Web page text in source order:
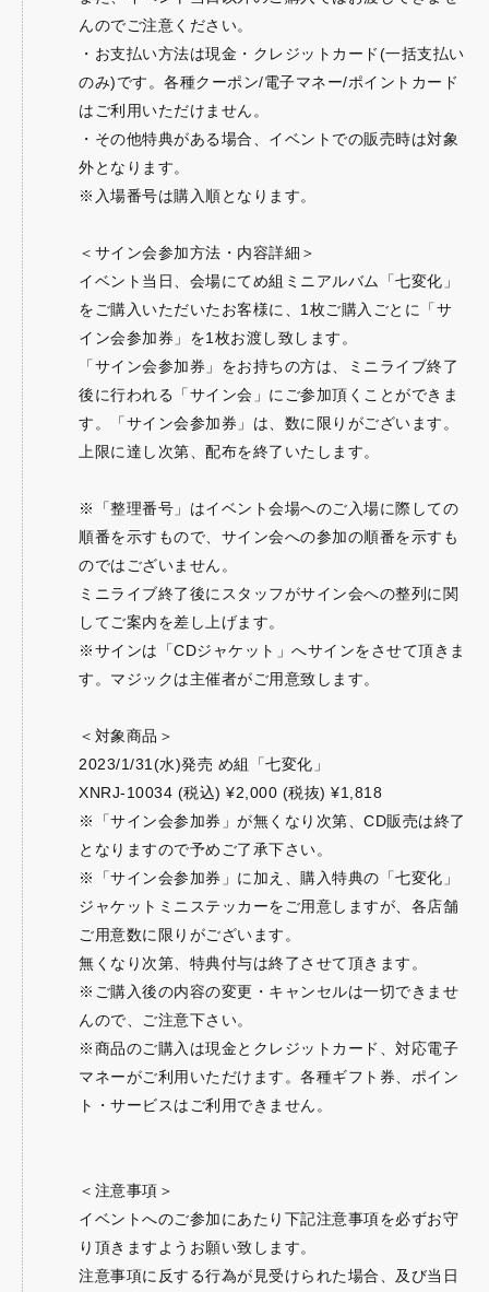
んのでご注意ください。
・お支払い方法は現金・クレジットカード(一括支払い
のみ)です。各種クーポン/電子マネー/ポイントカード
はご利用いただけません。
・その他特典がある場合、イベントでの販売時は対象
外となります。
※入場番号は購入順となります。
＜サイン会参加方法・内容詳細＞
イベント当日、会場にてめ組ミニアルバム「七変化」
をご購入いただいたお客様に、1枚ご購入ごとに「サ
イン会参加券」を1枚お渡し致します。
「サイン会参加券」をお持ちの方は、ミニライブ終了
後に行われる「サイン会」にご参加頂くことができま
す。「サイン会参加券」は、数に限りがございます。
上限に達し次第、配布を終了いたします。
※「整理番号」はイベント会場へのご入場に際しての
順番を示すもので、サイン会への参加の順番を示すも
のではございません。
ミニライブ終了後にスタッフがサイン会への整列に関
してご案内を差し上げます。
※サインは「CDジャケット」へサインをさせて頂きま
す。マジックは主催者がご用意致します。
＜対象商品＞
2023/1/31(水)発売 め組「七変化」
XNRJ-10034 (税込) ¥2,000 (税抜) ¥1,818
※「サイン会参加券」が無くなり次第、CD販売は終了
となりますので予めご了承下さい。
※「サイン会参加券」に加え、購入特典の「七変化」
ジャケットミニステッカーをご用意しますが、各店舗
ご用意数に限りがございます。
無くなり次第、特典付与は終了させて頂きます。
※ご購入後の内容の変更・キャンセルは一切できませ
んので、ご注意下さい。
※商品のご購入は現金とクレジットカード、対応電子
マネーがご利用いただけます。各種ギフト券、ポイン
ト・サービスはご利用できません。
＜注意事項＞
イベントへのご参加にあたり下記注意事項を必ずお守
り頂きますようお願い致します。
注意事項に反する行為が見受けられた場合、及び当日